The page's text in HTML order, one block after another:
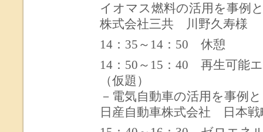
イオマス燃料の活用を事例
株式会社三共 川野久寿様
14：35～14：50 休憩
14：50～15：40 再生可能
（仮題）
－電気自動車の活用を事例
日産自動車株式会社 日本